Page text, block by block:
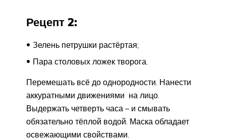
Рецепт 2:
Зелень петрушки растёртая;
Пара столовых ложек творога.
Перемешать всё до однородности. Нанести
аккуратными движениями на лицо.
Выдержать четверть часа – и смывать
обязательно тёплой водой. Маска обладает
освежающими свойствами.